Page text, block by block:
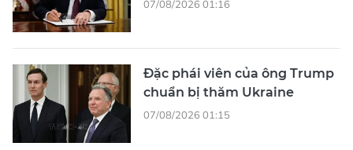
07/08/2026 01:16
Đặc phái viên của ông Trump
chuẩn bị thăm Ukraine
07/08/2026 01:15